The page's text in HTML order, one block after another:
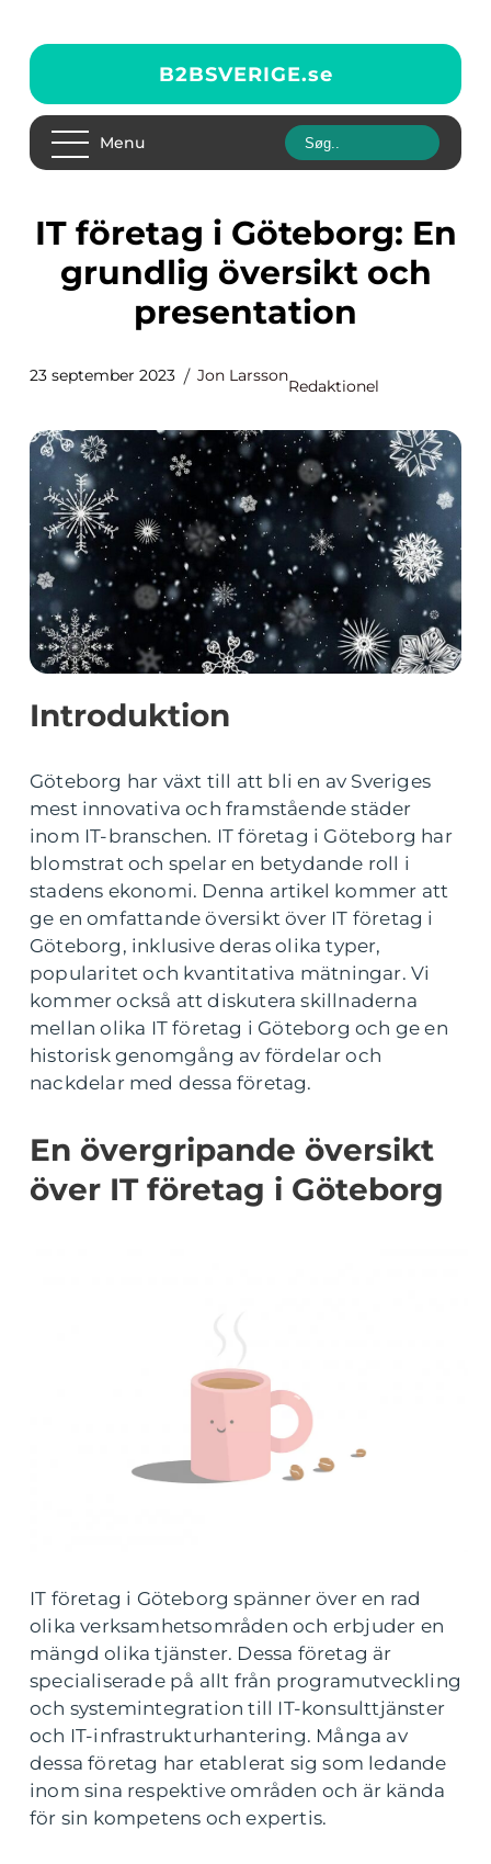
B2BSVERIGE.se
Menu
IT företag i Göteborg: En
grundlig översikt och
presentation
23 september 2023 Jon Larsson
Redaktionel
Introduktion
Göteborg har växt till att bli en av Sveriges
mest innovativa och framstående städer
inom IT-branschen. IT företag i Göteborg har
blomstrat och spelar en betydande roll i
stadens ekonomi. Denna artikel kommer att
ge en omfattande översikt över IT företag i
Göteborg, inklusive deras olika typer,
popularitet och kvantitativa mätningar. Vi
kommer också att diskutera skillnaderna
mellan olika IT företag i Göteborg och ge en
historisk genomgång av fördelar och
nackdelar med dessa företag.
En övergripande översikt
över IT företag i Göteborg
IT företag i Göteborg spänner över en rad
olika verksamhetsområden och erbjuder en
mängd olika tjänster. Dessa företag är
specialiserade på allt från programutveckling
och systemintegration till IT-konsulttjänster
och IT-infrastrukturhantering. Många av
dessa företag har etablerat sig som ledande
inom sina respektive områden och är kända
för sin kompetens och expertis.